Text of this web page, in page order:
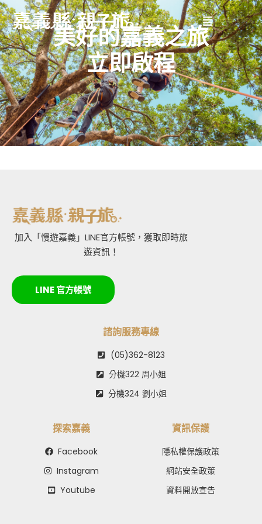
美好的嘉義之旅
立即啟程
加入「慢遊嘉義」LINE官方帳號，獲取即時旅
遊資訊！
LINE 官方帳號
諮詢服務專線
(05)362-8123
分機322 周小姐
分機324 劉小姐
探索嘉義
Facebook
Instagram
Youtube
資訊保護
隱私權保護政策
網站安全政策
資料開放宣告